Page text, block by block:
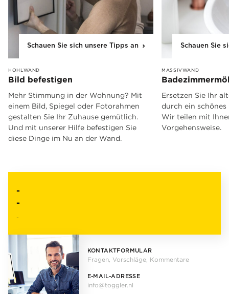
Schauen Sie sich unsere Tipps an
HOHLWAND
Bild befestigen
Mehr Stimmung in der Wohnung? Mit
einem Bild, Spiegel oder Fotorahmen
gestalten Sie Ihr Zuhause gemütlich.
Und mit unserer Hilfe befestigen Sie
diese Dinge im Nu an der Wand.
Schauen Sie
MASSIVWAND
Ersetzen Sie Ihr
durch ein schönes
Wir teilen mit
Vorgehensweise.
-
-
-
KONTAKTFORMULAR
Fragen, Vorschläge, Kommentare
E-MAIL-ADRESSE
info@toggler.nl